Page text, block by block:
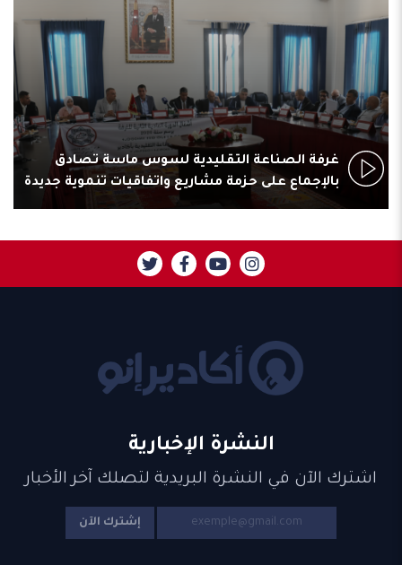
غرفة الصناعة التقليدية لسوس ماسة تصادق
بالإجماع على حزمة مشاريع واتفاقيات تنموية جديدة
النشرة الإخبارية
اشترك الآن في النشرة البريدية لتصلك آخر الأخبار
إشترك الآن